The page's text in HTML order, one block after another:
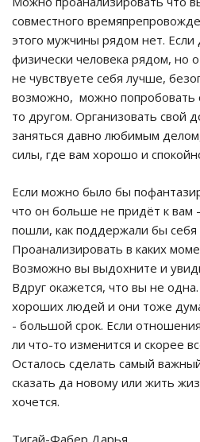
совместного
этого мужчины рядом нет. Если
физически человека рядом, но
не чувствуете себя лучше,
возможно, можно попробовать
то другом. Организовать свой
заняться давно любимым
силы, где вам хорошо и
Если можно было бы
что он больше не придёт к вам
пошли, как поддержали бы себя
Проанализировать в каких
Возможно вы выдохните и
Вдруг окажется, что вы не
хороших людей и они тоже
- большой срок. Если
ли что-то изменится и скорее
Осталось сделать самый
сказать да новому или жить
хочется.
Тигай-Фабер Дарья